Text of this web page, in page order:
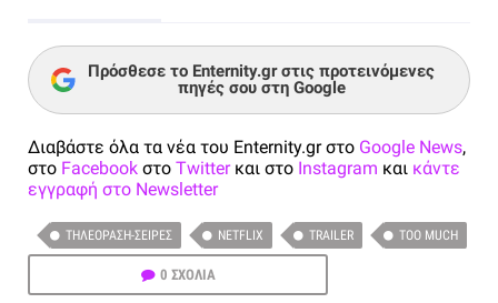
Πρόσθεσε το Enternity.gr στις προτεινόμενες
πηγές σου στη Google
Διαβάστε όλα τα νέα του Enternity.gr στο Google News,
στο Facebook στο Twitterκαι στο Instagram και κάντε
εγγραφή στο Newsletter
ΤΗΛΕΌΡΑΣΗ-ΣΕΙΡΈΣ NETFLIX TRAILER TOO MUCH
0 ΣΧΟΛΙΑ